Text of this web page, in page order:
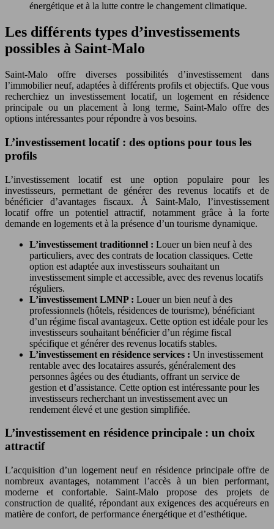
énergétique et à la lutte contre le changement climatique.
Les différents types d’investissements
possibles à Saint-Malo
Saint-Malo offre diverses possibilités d’investissement dans
l’immobilier neuf, adaptées à différents profils et objectifs. Que vous
recherchiez un investissement locatif, un logement en résidence
principale ou un placement à long terme, Saint-Malo offre des
options intéressantes pour répondre à vos besoins.
L’investissement locatif : des options pour tous les
profils
L’investissement locatif est une option populaire pour les
investisseurs, permettant de générer des revenus locatifs et de
bénéficier d’avantages fiscaux. À Saint-Malo, l’investissement
locatif offre un potentiel attractif, notamment grâce à la forte
demande en logements et à la présence d’un tourisme dynamique.
L’investissement traditionnel : Louer un bien neuf à des
particuliers, avec des contrats de location classiques. Cette
option est adaptée aux investisseurs souhaitant un
investissement simple et accessible, avec des revenus locatifs
réguliers.
L’investissement LMNP : Louer un bien neuf à des
professionnels (hôtels, résidences de tourisme), bénéficiant
d’un régime fiscal avantageux. Cette option est idéale pour les
investisseurs souhaitant bénéficier d’un régime fiscal
spécifique et générer des revenus locatifs stables.
L’investissement en résidence services : Un investissement
rentable avec des locataires assurés, généralement des
personnes âgées ou des étudiants, offrant un service de
gestion et d’assistance. Cette option est intéressante pour les
investisseurs recherchant un investissement avec un
rendement élevé et une gestion simplifiée.
L’investissement en résidence principale : un choix
attractif
L’acquisition d’un logement neuf en résidence principale offre de
nombreux avantages, notamment l’accès à un bien performant,
moderne et confortable. Saint-Malo propose des projets de
construction de qualité, répondant aux exigences des acquéreurs en
matière de confort, de performance énergétique et d’esthétique.